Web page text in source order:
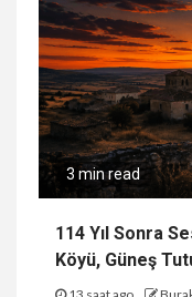
3 min read
114 Yıl Sonra
Köyü, Güneş